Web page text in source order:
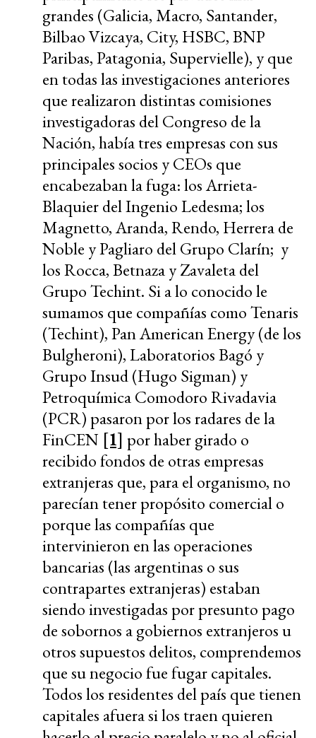
grandes (Galicia, Macro, Santander,
Bilbao Vizcaya, City, HSBC, BNP
Paribas, Patagonia, Supervielle), y que
en todas las investigaciones anteriores
que realizaron distintas comisiones
investigadoras del Congreso de la
Nación, había tres empresas con sus
principales socios y CEOs que
encabezaban la fuga: los Arrieta-
Blaquier del Ingenio Ledesma; los
Magnetto, Aranda, Rendo, Herrera de
Noble y Pagliaro del Grupo Clarín; y
los Rocca, Betnaza y Zavaleta del
Grupo Techint. Si a lo conocido le
sumamos que compañías como Tenaris
(Techint), Pan American Energy (de los
Bulgheroni), Laboratorios Bagó y
Grupo Insud (Hugo Sigman) y
Petroquímica Comodoro Rivadavia
(PCR) pasaron por los radares de la
FinCEN [1] por haber girado o
recibido fondos de otras empresas
extranjeras que, para el organismo, no
parecían tener propósito comercial o
porque las compañías que
intervinieron en las operaciones
bancarias (las argentinas o sus
contrapartes extranjeras) estaban
siendo investigadas por presunto pago
de sobornos a gobiernos extranjeros u
otros supuestos delitos, comprendemos
que su negocio fue fugar capitales.
Todos los residentes del país que tienen
capitales afuera si los traen quieren